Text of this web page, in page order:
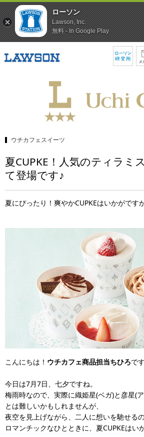
ウチカフェスイーツ
夏CUPKE！人気のティラミ
て登場です♪
夏にぴったり！爽やかCUPKEはいかがです
こんにちは！ ウチカフェ商品担当ちひろです
今日は7月7日、七夕ですね。
梅雨時なので、実際に織姫星(ベガ)と彦星(
とは難しいかもしれませんが、
夜空を見上げながら、二人に想いを馳せる
ロマンチックなひとときに、夏CUPKEはい
ローソン
Lawson, Inc.
無料 - In Google Play